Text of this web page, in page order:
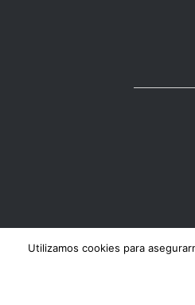
Copyright ©
Utilizamos cookies para